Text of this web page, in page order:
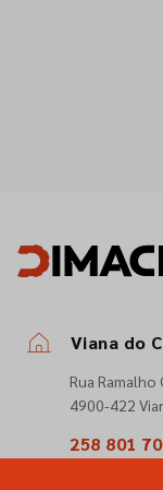
Viana do
Rua
4900-422
258 801